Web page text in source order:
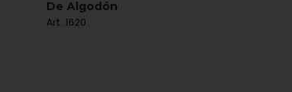
De Algodón
Art. 1620